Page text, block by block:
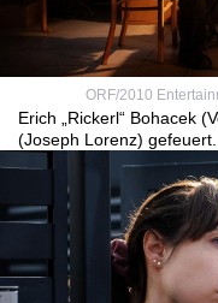
ORF/2010
Erich „Rickerl“ Bohacek
(Joseph Lorenz) gefeuert.